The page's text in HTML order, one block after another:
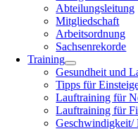
Abteilungsleitung
Mitgliedschaft
Arbeitsordnung
Sachsenrekorde
Training
Gesundheit und
Tipps für
Lauftraining für
Lauftraining für
Geschwindigkeit/